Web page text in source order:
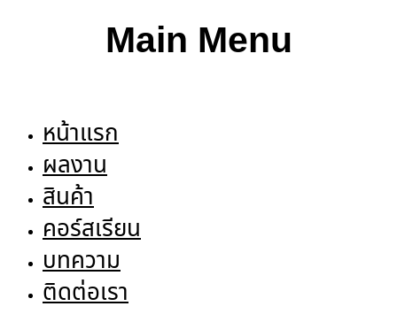
Main Menu
หน้าแรก
ผลงาน
สินค้า
คอร์สเรียน
บทความ
ติดต่อเรา